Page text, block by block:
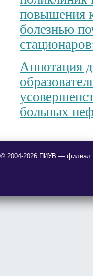
повышения
болезнью
Аннотация
больных
© 2004-2026 ПИУВ — филиал